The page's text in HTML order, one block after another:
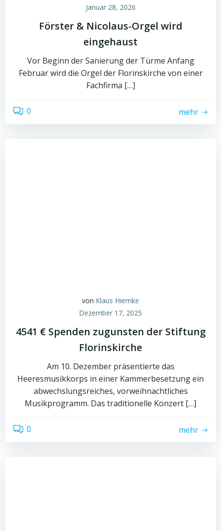
Januar 28, 2026
Förster & Nicolaus-Orgel wird
eingehaust
Vor Beginn der Sanierung der Türme Anfang
Februar wird die Orgel der Florinskirche von einer
Fachfirma […]
0 mehr
von Klaus Hiemke
Dezember 17, 2025
4541 € Spenden zugunsten der Stiftung
Florinskirche
Am 10. Dezember präsentierte das
Heeresmusikkorps in einer Kammerbesetzung ein
abwechslungsreiches, vorweihnachtliches
Musikprogramm. Das traditionelle Konzert […]
0 mehr